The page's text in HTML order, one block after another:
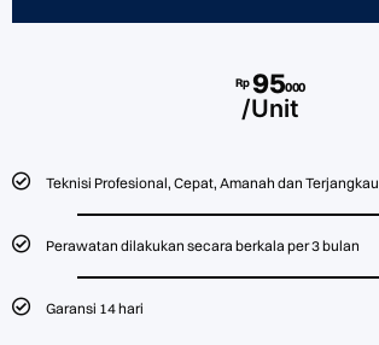
Rp 95000
/Unit
Teknisi Profesional, Cepat, Amanah dan Terjangkau
Perawatan dilakukan secara berkala per 3 bulan
Garansi 14 hari